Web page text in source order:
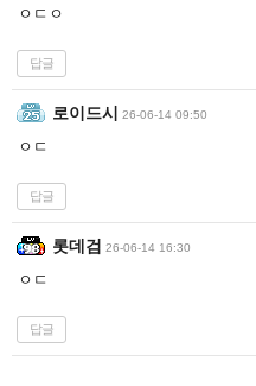
ㅇㄷㅇ
답글
로이드시 26-06-14 09:50
ㅇㄷ
답글
롯데검 26-06-14 16:30
ㅇㄷ
답글